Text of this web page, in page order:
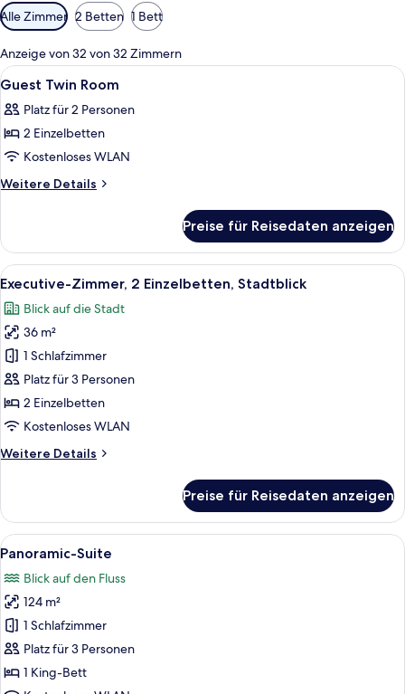
Verfügbare
Filter
für
Zimmer
Alle Zimmer 2 Betten 1 Bett
Anzeige von 32 von 32 Zimmern
Alle
Fotos
für
Guest
Twin
Room
Ein Hotelzimmer mit zwei Betten,
15
Guest Twin Room
Platz für 2 Personen
2 Einzelbetten
Kostenloses WLAN
Weitere Details
Weitere
Twin
Room
Preise für Reisedaten anzeigen
Alle
Fotos
für
Executive-
Zimmer,
2 Einzelbetten,
Stadtblick
anzeigen
Executive-Zimmer, 2 Einzelbetten,
6
Executive-Zimmer, 2 Einzelbetten, Stadtblick
Blick auf die Stadt
36 m²
1 Schlafzimmer
Platz für 3 Personen
2 Einzelbetten
Kostenloses WLAN
Weitere Details
Weitere
Zimmer,
2 Einzelbetten,
Stadtblick
Preise für Reisedaten anzeigen
Alle
Fotos
für
Panoramic-
Suite
anzeigen
Ein modernes Hotelzimmer mit
13
Panoramic-Suite
Blick auf den Fluss
124 m²
1 Schlafzimmer
Platz für 3 Personen
1 King-Bett